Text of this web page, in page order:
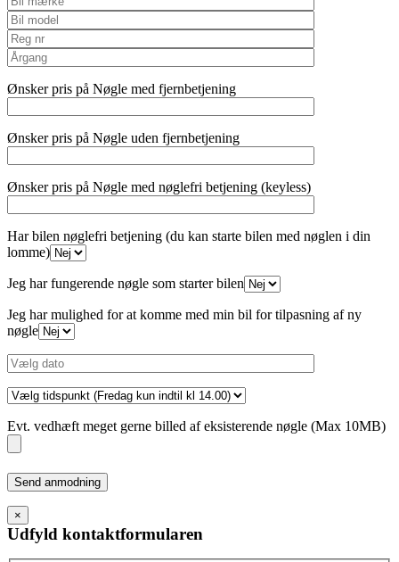
Ønsker pris på Nøgle med fjernbetjening
Ønsker pris på Nøgle uden fjernbetjening
Ønsker pris på Nøgle med nøglefri betjening (keyless)
Har bilen nøglefri betjening (du kan starte bilen med nøglen i din
lomme)
Jeg har fungerende nøgle som starter bilen
Jeg har mulighed for at komme med min bil for tilpasning af ny
nøgle
Evt. vedhæft meget gerne billed af eksisterende nøgle (Max 10MB)
Please
leave
this
field
empty.
×
Udfyld kontaktformularen